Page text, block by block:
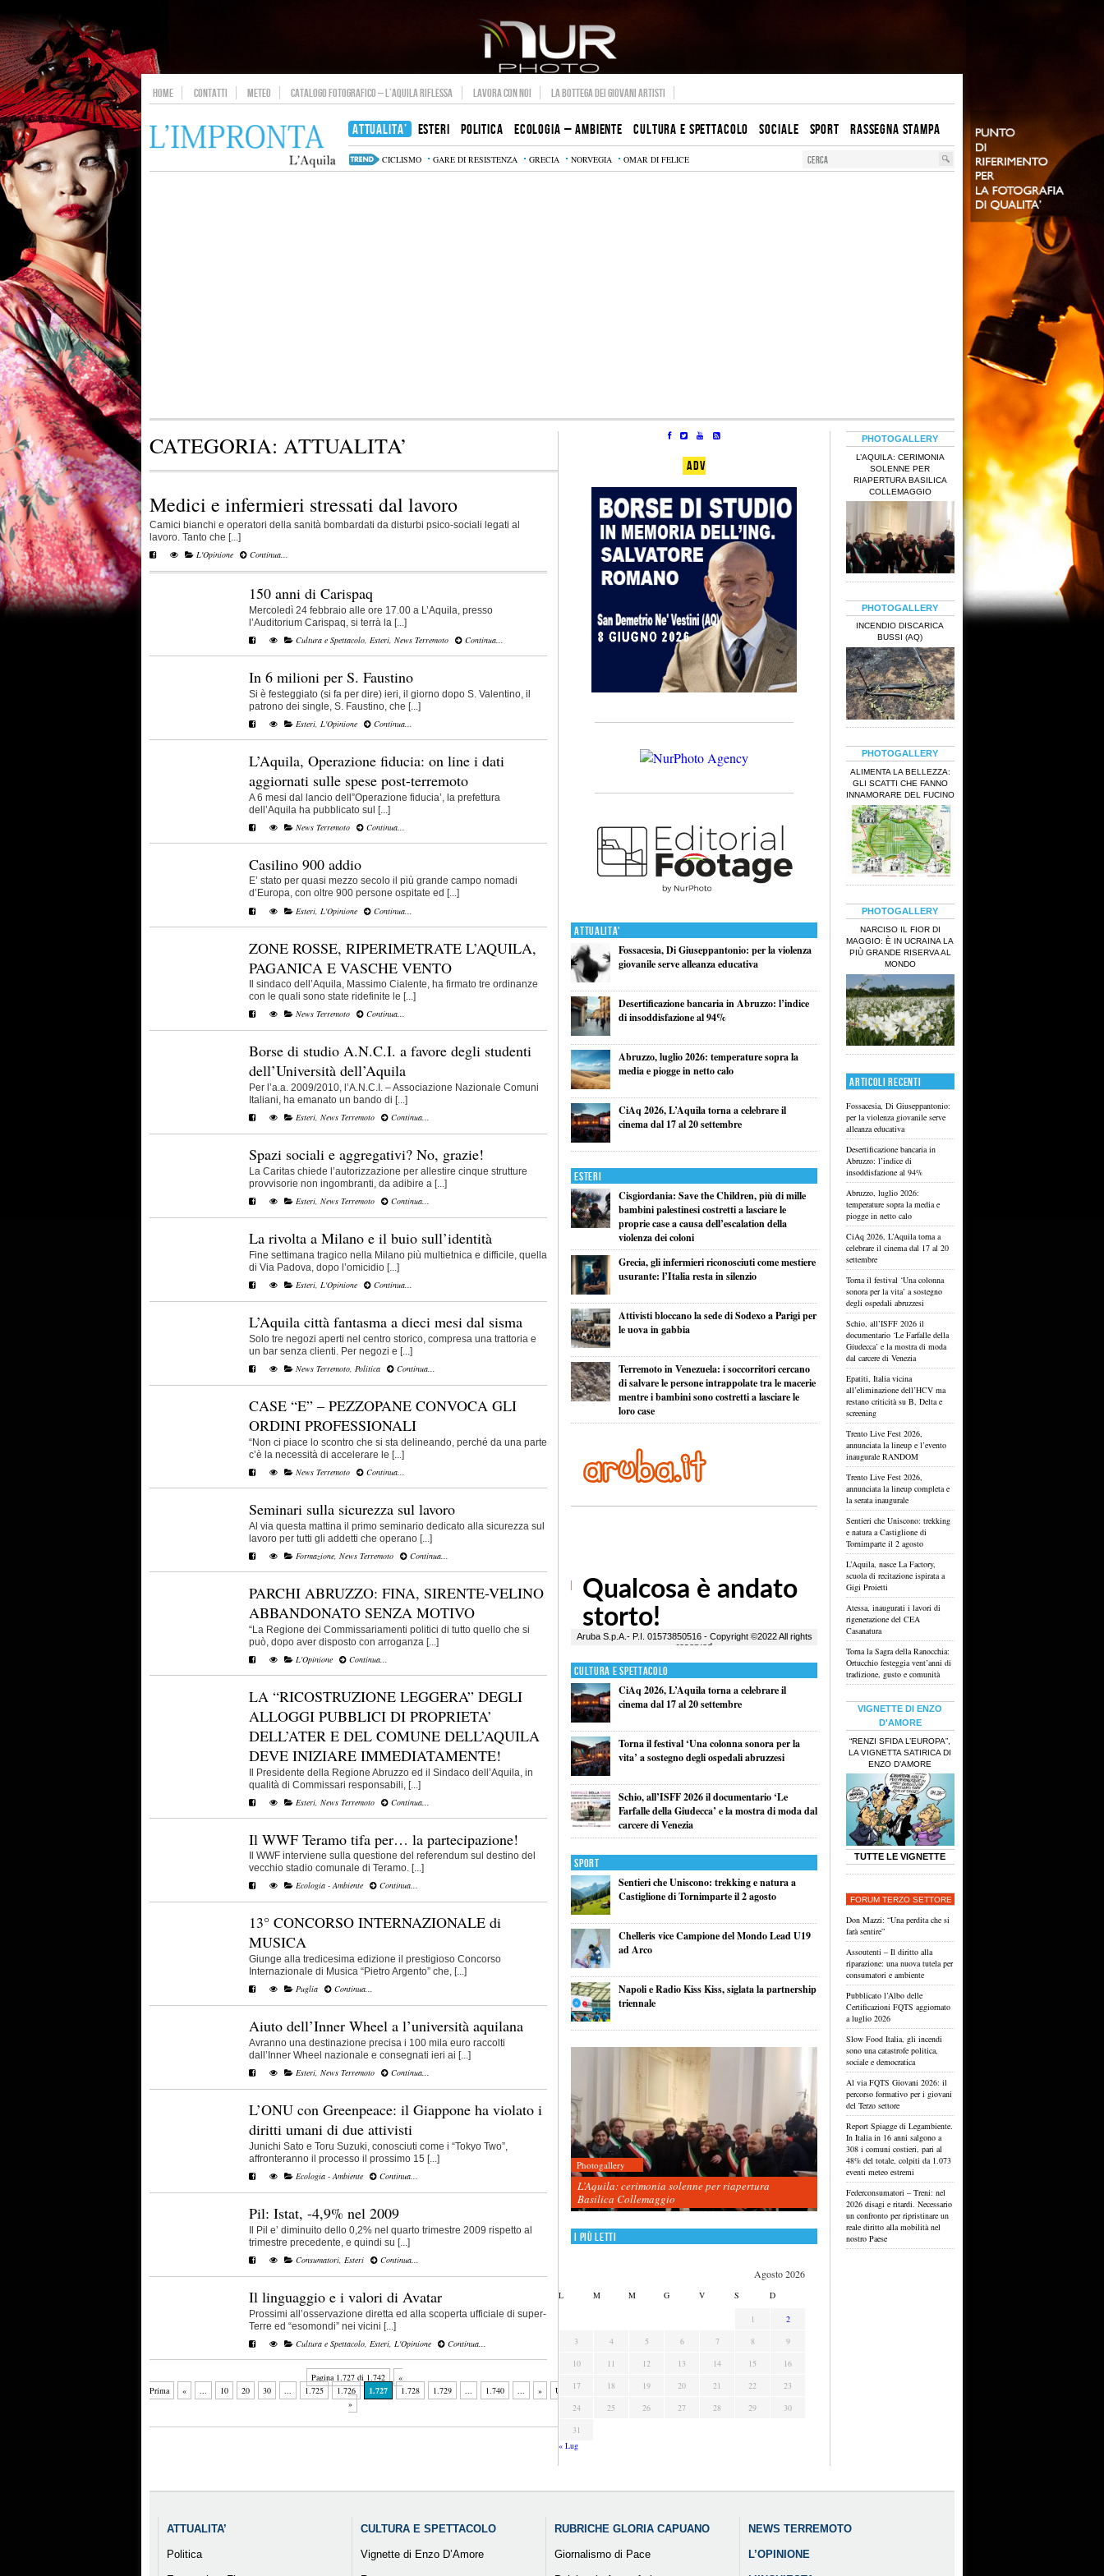
HOME CONTATTI METEO CATALOGO FOTOGRAFICO – L’AQUILA RIFLESSA LAVORA CON NOI LA BOTTEGA DEI GIOVANI ARTISTI
ATTUALITA’ ESTERI POLITICA ECOLOGIA – AMBIENTE CULTURA E SPETTACOLO SOCIALE SPORT RASSEGNA STAMPA
CICLISMO GARE DI RESISTENZA GRECIA NORVEGIA OMAR DI FELICE
CATEGORIA: ATTUALITA’
Medici e infermieri stressati dal lavoro
Camici bianchi e operatori della sanità bombardati da disturbi psico-sociali legati al
lavoro. Tanto che [...]
L'Opinione
Continua...
150 anni di Carispaq
Mercoledì 24 febbraio alle ore 17.00 a L’Aquila, presso
l’Auditorium Carispaq, si terrà la [...]
Cultura e Spettacolo, Esteri, News Terremoto Continua...
In 6 milioni per S. Faustino
Si è festeggiato (si fa per dire) ieri, il giorno dopo S. Valentino, il
patrono dei single, S. Faustino, che [...]
Esteri L'Opinione Continua...
L’Aquila, Operazione fiducia: on line i dati
aggiornati sulle spese post-terremoto
A 6 mesi dal lancio dell”Operazione fiducia’, la prefettura
dell’Aquila ha pubblicato sul [...]
News Terremoto
Continua...
Casilino 900 addio
E’ stato per quasi mezzo secolo il più grande campo nomadi
d’Europa, con oltre 900 persone ospitate ed [...]
Esteri L'Opinione Continua...
ZONE ROSSE, RIPERIMETRATE L’AQUILA,
PAGANICA E VASCHE VENTO
Il sindaco dell’Aquila, Massimo Cialente, ha firmato tre ordinanze
con le quali sono state ridefinite le [...]
News Terremoto
Continua...
Borse di studio A.N.C.I. a favore degli studenti
dell’Università dell’Aquila
Per l’a.a. 2009/2010, l’A.N.C.I. – Associazione Nazionale Comuni
Italiani, ha emanato un bando di [...]
Esteri, News Terremoto Continua...
Spazi sociali e aggregativi? No, grazie!
La Caritas chiede l’autorizzazione per allestire cinque strutture
provvisorie non ingombranti, da adibire a [...]
Esteri, News Terremoto Continua...
La rivolta a Milano e il buio sull’identità
Fine settimana tragico nella Milano più multietnica e difficile, quella
di Via Padova, dopo l’omicidio [...]
Esteri, L'Opinione Continua...
L’Aquila città fantasma a dieci mesi dal sisma
Solo tre negozi aperti nel centro storico, compresa una trattoria e
un bar senza clienti. Per negozi e [...]
News Terremoto, Politica Continua...
CASE “E” – PEZZOPANE CONVOCA GLI
ORDINI PROFESSIONALI
“Non ci piace lo scontro che si sta delineando, perché da una parte
c’è la necessità di accelerare le [...]
News Terremoto
Continua...
Seminari sulla sicurezza sul lavoro
Al via questa mattina il primo seminario dedicato alla sicurezza sul
lavoro per tutti gli addetti che operano [...]
Formazione, News Terremoto Continua...
PARCHI ABRUZZO: FINA, SIRENTE-VELINO
ABBANDONATO SENZA MOTIVO
“La Regione dei Commissariamenti politici di tutto quello che si
può, dopo aver disposto con arroganza [...]
L'Opinione
Continua...
LA “RICOSTRUZIONE LEGGERA” DEGLI
ALLOGGI PUBBLICI DI PROPRIETA’
DELL’ATER E DEL COMUNE DELL’AQUILA
DEVE INIZIARE IMMEDIATAMENTE!
Il Presidente della Regione Abruzzo ed il Sindaco dell’Aquila, in
qualità di Commissari responsabili, [...]
Esteri News Terremoto Continua...
Il WWF Teramo tifa per… la partecipazione!
Il WWF interviene sulla questione del referendum sul destino del
vecchio stadio comunale di Teramo. [...]
Ecologia - Ambiente
Continua...
13° CONCORSO INTERNAZIONALE di
MUSICA
Giunge alla tredicesima edizione il prestigioso Concorso
Internazionale di Musica “Pietro Argento” che, [...]
Puglia
Continua...
Aiuto dell’Inner Wheel a l’università aquilana
Avranno una destinazione precisa i 100 mila euro raccolti
dall’Inner Wheel nazionale e consegnati ieri ai [...]
Esteri, News Terremoto Continua...
L’ONU con Greenpeace: il Giappone ha violato i
diritti umani di due attivisti
Junichi Sato e Toru Suzuki, conosciuti come i “Tokyo Two”,
affronteranno il processo il prossimo 15 [...]
Ecologia - Ambiente
Continua...
Pil: Istat, -4,9% nel 2009
Il Pil e’ diminuito dello 0,2% nel quarto trimestre 2009 rispetto al
trimestre precedente, e quindi su [...]
Consumatori, Esteri Continua...
Il linguaggio e i valori di Avatar
Prossimi all’osservazione diretta ed alla scoperta ufficiale di super-
Terre ed “esomondi” nei vicini [...]
Cultura e Spettacolo, Esteri, L'Opinione Continua...
Pagina 1.727 di 1.742
«
Prima
« ... 10 20 30 ... 1.725 1.726 1.727 1.728 1.729 ... 1.740 ... »
Ultima
»
ADV
Attualita'
Fossacesia, Di Giuseppantonio: per la violenza
giovanile serve alleanza educativa
Desertificazione bancaria in Abruzzo: l’indice
di insoddisfazione al 94%
Abruzzo, luglio 2026: temperature sopra la
media e piogge in netto calo
CiAq 2026, L’Aquila torna a celebrare il
cinema dal 17 al 20 settembre
Esteri
Cisgiordania: Save the Children, più di mille
bambini palestinesi costretti a lasciare le
proprie case a causa dell’escalation della
violenza dei coloni
Grecia, gli infermieri riconosciuti come mestiere
usurante: l’Italia resta in silenzio
Attivisti bloccano la sede di Sodexo a Parigi per
le uova in gabbia
Terremoto in Venezuela: i soccorritori cercano
di salvare le persone intrappolate tra le macerie
mentre i bambini sono costretti a lasciare le
loro case
Cultura e Spettacolo
CiAq 2026, L’Aquila torna a celebrare il
cinema dal 17 al 20 settembre
Torna il festival ‘Una colonna sonora per la
vita’ a sostegno degli ospedali abruzzesi
Schio, all’ISFF 2026 il documentario ‘Le
Farfalle della Giudecca’ e la mostra di moda dal
carcere di Venezia
Sport
Sentieri che Uniscono: trekking e natura a
Castiglione di Tornimparte il 2 agosto
Chelleris vice Campione del Mondo Lead U19
ad Arco
Napoli e Radio Kiss Kiss, siglata la partnership
triennale
Photogallery
L’Aquila: cerimonia solenne per riapertura
Basilica Collemaggio
I più letti
Agosto 2026
L M M G V S D
1
2
3
4 5 6 7 8
9
10
11 12 13 14 15
16
17
18 19 20 21 22
23
24
25 26 27 28 29
30
31
« Lug
PHOTOGALLERY
L’AQUILA: CERIMONIA
SOLENNE PER
RIAPERTURA BASILICA
COLLEMAGGIO
PHOTOGALLERY
INCENDIO DISCARICA
BUSSI (AQ)
PHOTOGALLERY
ALIMENTA LA BELLEZZA:
GLI SCATTI CHE FANNO
INNAMORARE DEL FUCINO
PHOTOGALLERY
NARCISO IL FIOR DI
MAGGIO: È IN UCRAINA LA
PIÙ GRANDE RISERVA AL
MONDO
ARTICOLI RECENTI
Fossacesia, Di Giuseppantonio:
per la violenza giovanile serve
alleanza educativa
Desertificazione bancaria in
Abruzzo: l’indice di
insoddisfazione al 94%
Abruzzo, luglio 2026:
temperature sopra la media e
piogge in netto calo
CiAq 2026, L’Aquila torna a
celebrare il cinema dal 17 al 20
settembre
Torna il festival ‘Una colonna
sonora per la vita’ a sostegno
degli ospedali abruzzesi
Schio, all’ISFF 2026 il
documentario ‘Le Farfalle della
Giudecca’ e la mostra di moda
dal carcere di Venezia
Epatiti, Italia vicina
all’eliminazione dell’HCV ma
restano criticità su B, Delta e
screening
Trento Live Fest 2026,
annunciata la lineup e l’evento
inaugurale RANDOM
Trento Live Fest 2026,
annunciata la lineup completa e
la serata inaugurale
Sentieri che Uniscono: trekking
e natura a Castiglione di
Tornimparte il 2 agosto
L’Aquila, nasce La Factory,
scuola di recitazione ispirata a
Gigi Proietti
Atessa, inaugurati i lavori di
rigenerazione del CEA
Casanatura
Torna la Sagra della Ranocchia:
Ortucchio festeggia vent’anni di
tradizione, gusto e comunità
VIGNETTE DI ENZO
D'AMORE
“RENZI SFIDA L’EUROPA”,
LA VIGNETTA SATIRICA DI
ENZO D’AMORE
TUTTE LE VIGNETTE
FORUM TERZO SETTORE
Don Mazzi: “Una perdita che si
farà sentire”
Assoutenti – Il diritto alla
riparazione: una nuova tutela per
consumatori e ambiente
Pubblicato l’Albo delle
Certificazioni FQTS aggiornato
a luglio 2026
Slow Food Italia, gli incendi
sono una catastrofe politica,
sociale e democratica
Al via FQTS Giovani 2026: il
percorso formativo per i giovani
del Terzo settore
Report Spiagge di Legambiente.
In Italia in 16 anni salgono a
308 i comuni costieri, pari al
48% del totale, colpiti da 1.073
eventi meteo estremi
Federconsumatori – Treni: nel
2026 disagi e ritardi. Necessario
un confronto per ripristinare un
reale diritto alla mobilità nel
nostro Paese
ATTUALITA’
Politica
CULTURA E SPETTACOLO
Vignette di Enzo D’Amore
RUBRICHE GLORIA CAPUANO
Giornalismo di Pace
NEWS TERREMOTO
L’OPINIONE